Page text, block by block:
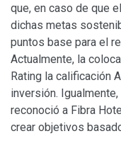
que, en caso de que
dichas metas
puntos base para el
Actualmente, la
Rating la calificación
inversión.
reconoció a Fibra
crear objetivos